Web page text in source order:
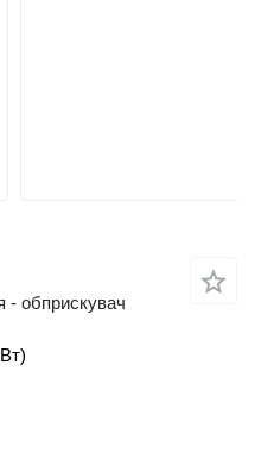
- обприскувач